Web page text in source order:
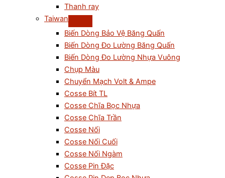
Thanh ray
Taiwan
Biến Dòng Bảo Vệ Băng Quấn
Biến Dòng Đo Lường Băng Quấn
Biến Dòng Đo Lường Nhựa Vuông
Chụp Màu
Chuyển Mạch Volt & Ampe
Cosse Bít TL
Cosse Chĩa Bọc Nhựa
Cosse Chĩa Trần
Cosse Nối
Cosse Nối Cuối
Cosse Nối Ngàm
Cosse Pin Đặc